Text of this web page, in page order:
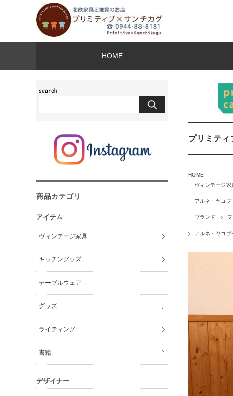
HOME
プリミテ
HOME
ヴィンテージ家
アルネ・ヤコブ
ブランド
アルネ・ヤコブ
商品カテゴリ
アイテム
ヴィンテージ家具
キッチングッズ
テーブルウェア
グッズ
ライティング
書籍
デザイナー